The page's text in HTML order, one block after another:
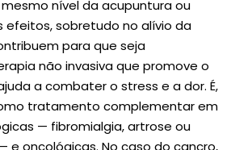
nível da acupuntura ou
efeitos, sobretudo no alívio da
para que seja
não invasiva que promove o
a combater o stress e a dor. É,
tratamento complementar em
— fibromialgia, artrose ou
oncológicas. No caso do cancro,